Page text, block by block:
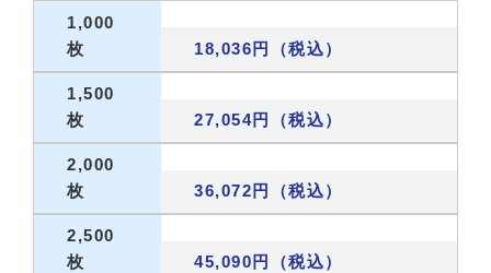
1,000
枚
18,036円（税込）
1,500
枚
27,054円（税込）
2,000
枚
36,072円（税込）
2,500
枚
45,090円（税込）